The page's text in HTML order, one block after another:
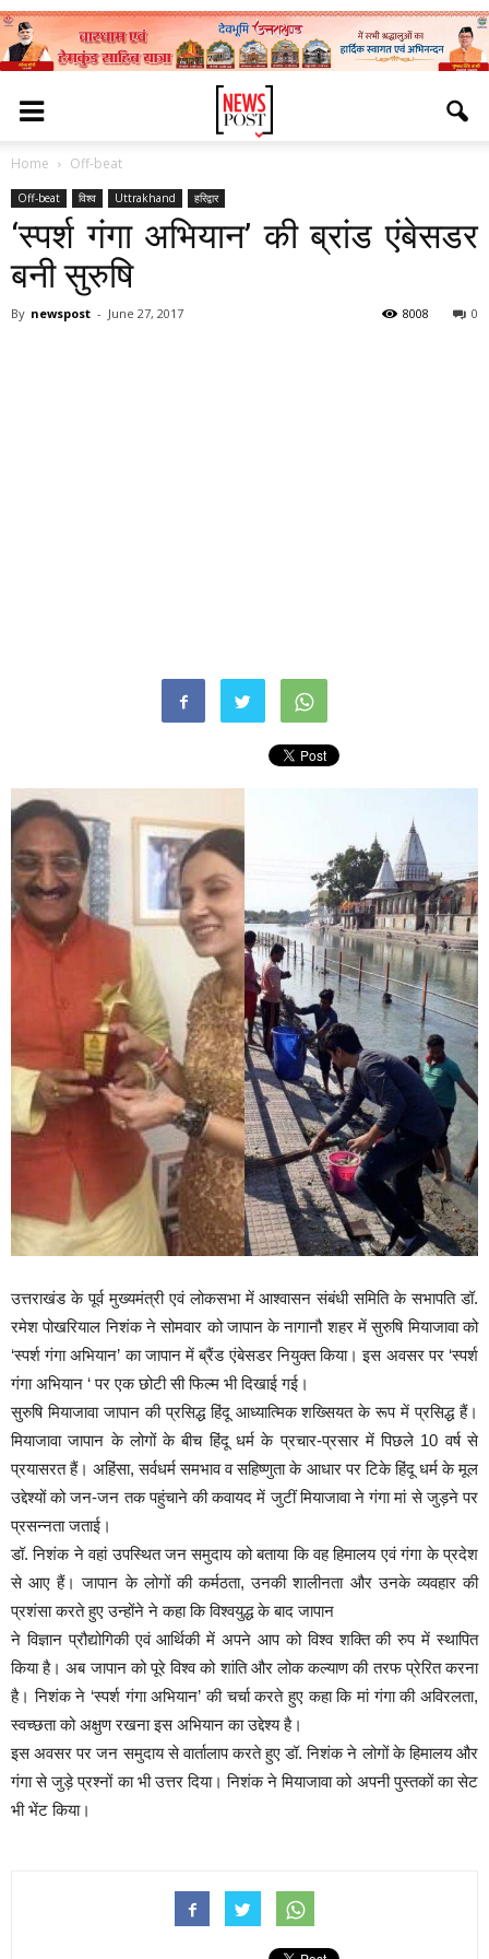
Home Off-beat
Off-beat विश्व Uttrakhand हरिद्वार
‘स्पर्श गंगा अभियान’ की ब्रांड एंबेसडर
बनी सुरुषि
By newspost - June 27, 2017 0
8008
उत्तराखंड के पूर्व मुख्यमंत्री एवं लोकसभा में आश्वासन संबंधी समिति के सभापति डॉ.
रमेश पोखरियाल निशंक ने सोमवार को जापान के नागानौ शहर में सुरुषि मियाजावा को
‘स्पर्श गंगा अभियान’ का जापान में ब्रैंड एंबेसडर नियुक्त किया। इस अवसर पर ‘स्पर्श
गंगा अभियान ‘ पर एक छोटी सी फिल्म भी दिखाई गई।
सुरुषि मियाजावा जापान की प्रसिद्ध हिंदू आध्यात्मिक शख्सियत के रूप में प्रसिद्ध हैं।
मियाजावा जापान के लोगों के बीच हिंदू धर्म के प्रचार-प्रसार में पिछले 10 वर्ष से
प्रयासरत हैं। अहिंसा, सर्वधर्म समभाव व सहिष्णुता के आधार पर टिके हिंदू धर्म के मूल
उद्देश्यों को जन-जन तक पहुंचाने की कवायद में जुटीं मियाजावा ने गंगा मां से जुड़ने पर
प्रसन्नता जताई।
डॉ. निशंक ने वहां उपस्थित जन समुदाय को बताया कि वह हिमालय एवं गंगा के प्रदेश
से आए हैं। जापान के लोगों की कर्मठता, उनकी शालीनता और उनके व्यवहार की
प्रशंसा करते हुए उन्होंने ने कहा कि विश्वयुद्ध के बाद जापान
ने विज्ञान प्रौद्योगिकी एवं आर्थिकी में अपने आप को विश्व शक्ति की रुप में स्थापित
किया है। अब जापान को पूरे विश्व को शांति और लोक कल्याण की तरफ प्रेरित करना
है। निशंक ने ‘स्पर्श गंगा अभियान’ की चर्चा करते हुए कहा कि मां गंगा की अविरलता,
स्वच्छता को अक्षुण रखना इस अभियान का उद्देश्य है।
इस अवसर पर जन समुदाय से वार्तालाप करते हुए डॉ. निशंक ने लोगों के हिमालय और
गंगा से जुड़े प्रश्नों का भी उत्तर दिया। निशंक ने मियाजावा को अपनी पुस्तकों का सेट
भी भेंट किया।